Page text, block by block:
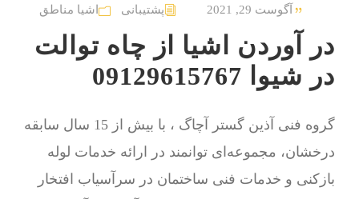
آگوست 29, 2021 پشتیبانی اشیا مناطق
در آوردن اشیا از چاه توالت
در شیوا 09129615767
گروه فنی آذین گستر آچاگ ، با بیش از 15 سال سابقه
درخشان، مجموعه‌ای توانمند در ارائه خدمات لوله
بازکنی و خدمات فنی ساختمان در سرآسیاب افتخار